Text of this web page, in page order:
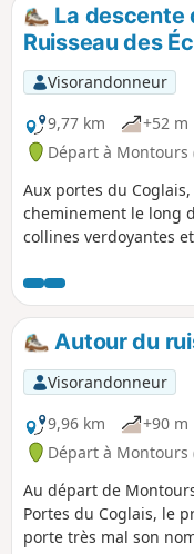
La descente
Ruisseau des
Visorandonneur
9,77 km
+52 m
Départ à Montours
Aux portes du
cheminement le long
collines verdoyantes
Autour du
Visorandonneur
9,96 km
+90 m
Départ à Montours
Au départ de
Portes du Coglais, le
porte très mal son